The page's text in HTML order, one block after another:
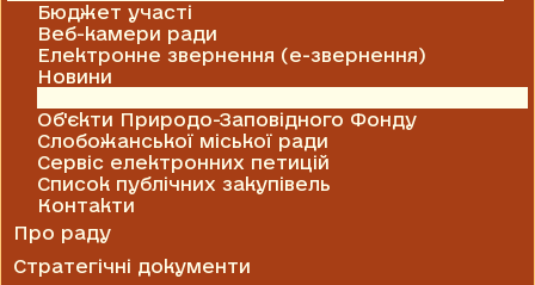
Бюджет участі
Веб-камери ради
Електронне звернення (е-звернення)
Новини
Об'єкти Природо-Заповідного Фонду
Слобожанської міської ради
Сервіс електронних петицій
Список публічних закупівель
Контакти
Про раду
Стратегічні документи